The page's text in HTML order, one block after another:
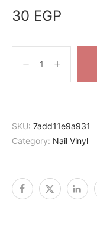
30 EGP
SKU: 7add11e9a931
Category: Nail Vinyl